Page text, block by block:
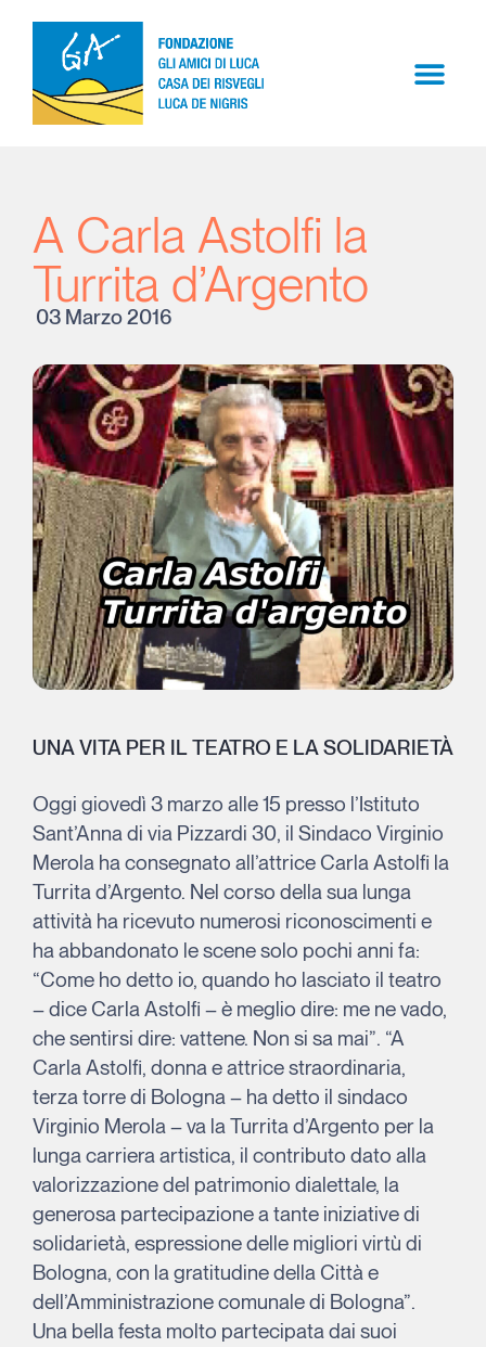
A Carla Astolfi la
Turrita d’Argento
03 Marzo 2016
UNA VITA PER IL TEATRO E LA SOLIDARIETÀ
Oggi giovedì 3 marzo alle 15 presso l’Istituto
Sant’Anna di via Pizzardi 30, il Sindaco Virginio
Merola ha consegnato all’attrice Carla Astolfi la
Turrita d’Argento. Nel corso della sua lunga
attività ha ricevuto numerosi riconoscimenti e
ha abbandonato le scene solo pochi anni fa:
“Come ho detto io, quando ho lasciato il teatro
– dice Carla Astolfi – è meglio dire: me ne vado,
che sentirsi dire: vattene. Non si sa mai”. “A
Carla Astolfi, donna e attrice straordinaria,
terza torre di Bologna – ha detto il sindaco
Virginio Merola – va la Turrita d’Argento per la
lunga carriera artistica, il contributo dato alla
valorizzazione del patrimonio dialettale, la
generosa partecipazione a tante iniziative di
solidarietà, espressione delle migliori virtù di
Bologna, con la gratitudine della Città e
dell’Amministrazione comunale di Bologna”.
Una bella festa molto partecipata dai suoi